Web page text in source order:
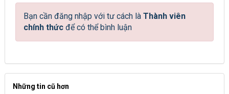
Bạn cần đăng nhập với tư cách là Thành viên
chính thứcđể có thể bình luận
Những tin cũ hơn